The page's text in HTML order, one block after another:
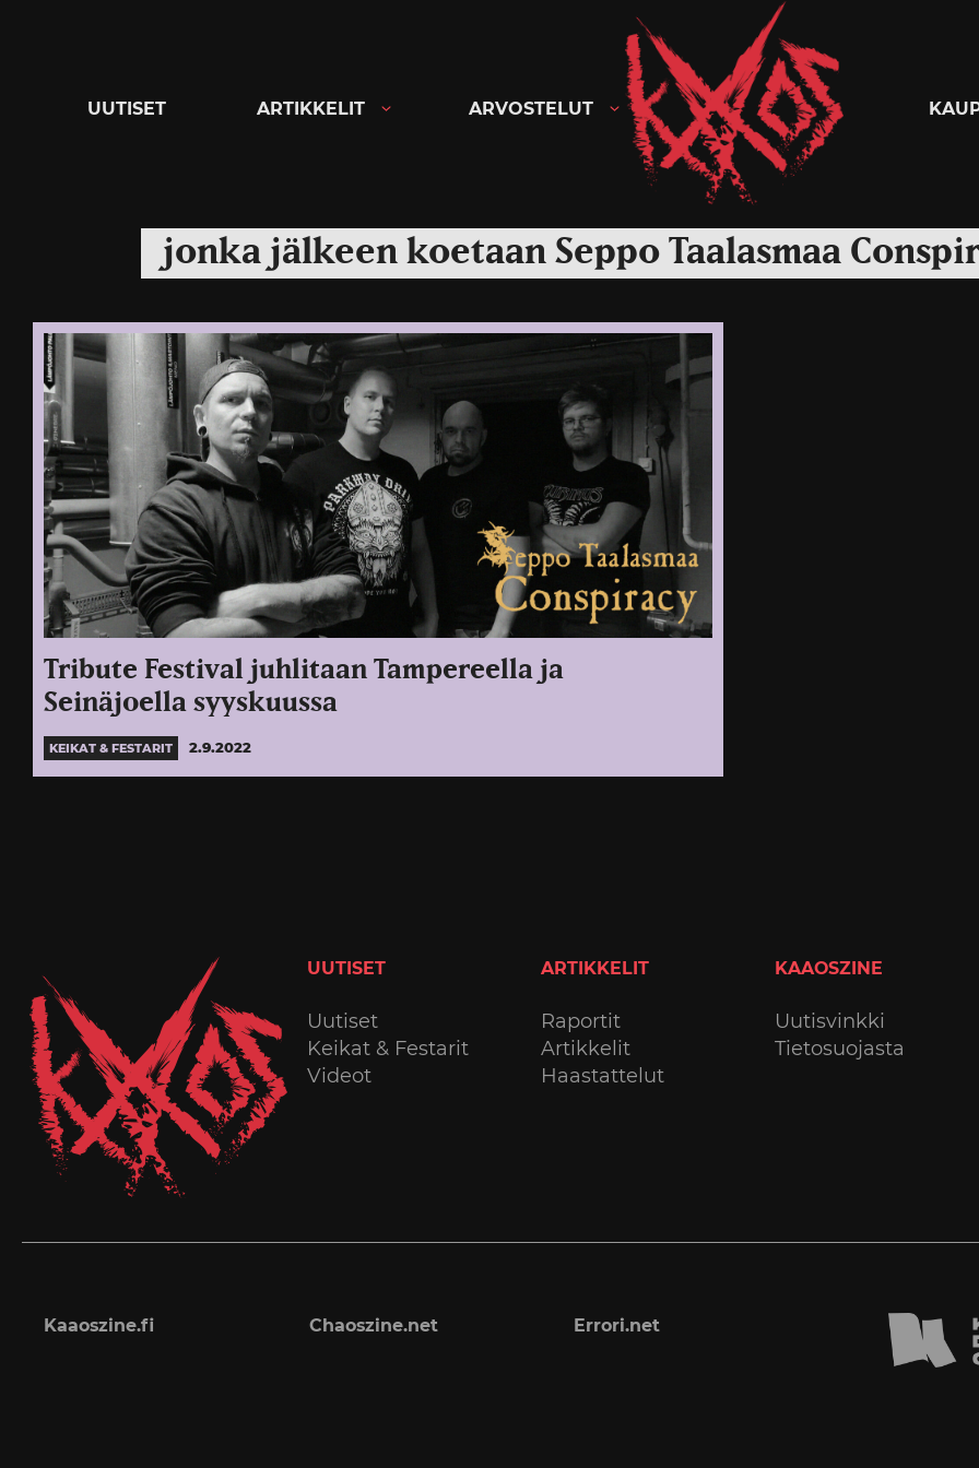
Kaaoszine
UUTISET ARTIKKELIT ARVOSTELUT
jonka jälkeen koetaan Seppo Taalasmaa
Tribute Festival juhlitaan Tampereella ja
Seinäjoella syyskuussa
KEIKAT & FESTARIT 2.9.2022
UUTISET
Uutiset
Keikat & Festarit
Videot
ARTIKKELIT
Raportit
Artikkelit
Haastattelut
KAAOSZINE
Uutisvinkki
Tietosuojasta
Kaaoszine.fi Chaoszine.net Errori.net